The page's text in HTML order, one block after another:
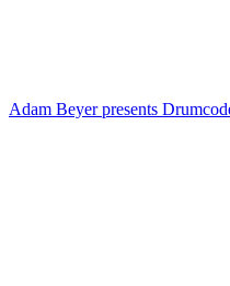
Adam Beyer presents